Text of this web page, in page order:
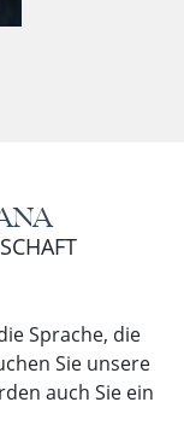
Sprache, die
Sie unsere
auch Sie ein